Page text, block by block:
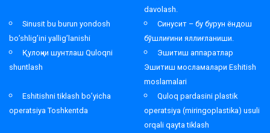
davolash.
Sinusit bu burun yondosh
bo’shlig’ini yallig’lanishi
Синусит – бу бурун ёндош
бўшлиғини яллиғланиши.
Қулоқни шунтлаш Quloqni
shuntlash
Эшитиш аппаратлар
Эшитиш мосламалари Eshitish
moslamalari
Eshitishni tiklash bo’yicha
operatsiya Toshkentda
Quloq pardasini plastik
operatsiya (miringoplastika) usuli
orqali qayta tiklash